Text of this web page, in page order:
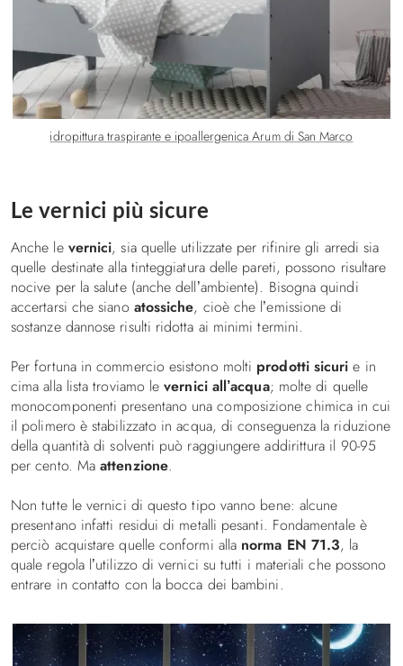
idropittura traspirante e ipoallergenica Arum di San Marco
Le vernici più sicure
Anche le vernici, sia quelle utilizzate per rifinire gli arredi sia
quelle destinate alla tinteggiatura delle pareti, possono risultare
nocive per la salute (anche dell’ambiente). Bisogna quindi
accertarsi che siano atossiche, cioè che l’emissione di
sostanze dannose risulti ridotta ai minimi termini.
Per fortuna in commercio esistono molti prodotti sicuri e in
cima alla lista troviamo levernici all’acqua; molte di quelle
monocomponenti presentano una composizione chimica in cui
il polimero è stabilizzato in acqua, di conseguenza la riduzione
della quantità di solventi può raggiungere addirittura il 90-95
per cento. Maattenzione.
Non tutte le vernici di questo tipo vanno bene: alcune
presentano infatti residui di metalli pesanti. Fondamentale è
perciò acquistare quelle conformi alla norma EN 71.3, la
quale regola l’utilizzo di vernici su tutti i materiali che possono
entrare in contatto con la bocca dei bambini.